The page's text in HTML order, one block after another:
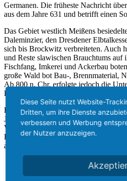
Germanen. Die früheste Nachricht
aus dem Jahre 631 und betrifft einen
Das Gebiet westlich Meißens
Daleminzier, den Dresdener
sich bis Brockwitz verbreiteten. Auch
und Reste slawischen Brauchtums auf
Fischfang, Imkerei und Ackerbau
große Wald bot Bau-, Brennmaterial,
Ab 800 n. Chr. erfolgte jedoch die
Krieger.
Rodungen im Mittelalter brachten den
Jahren hier siedelten, guten Boden,
Viehzucht betreiben konnten. Der zur
Raum wurde in Güter aufgeteilt und an
andere „Verdiente“ gegeben.
Ausgegrabene Urne aus dem
Diese Seite nutzt Website-
Dritten, um ihre Dienste
verbessern und Werbung
der Nutzer anzuzeigen.